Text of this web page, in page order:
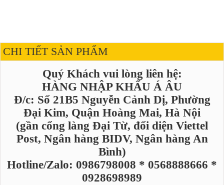
CHI TIẾT SẢN PHẨM
Quý Khách vui lòng liên hệ:
HÀNG NHẬP KHẨU Á ÂU
Đ/c: Số 21B5 Nguyễn Cảnh Dị, Phường
Đại Kim, Quận Hoàng Mai, Hà Nội
(gần cổng làng Đại Từ, đối diện Viettel
Post, Ngân hàng BIDV, Ngân hàng An
Bình)
Hotline/Zalo: 0986798008 * 0568888666 *
0928698989